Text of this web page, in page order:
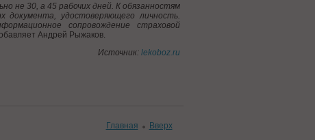
не 30, а 45 рабочих дней. К обязанностям
документа, удостоверяющего личность.
сопровождение страховой
Андрей Рыжаков.
Источник: lekoboz.ru
Главная Вверх